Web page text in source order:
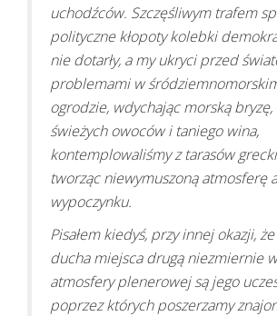
uchodźców. Szczęśliwym trafem
polityczne kłopoty kolebki
nie dotarły, a my ukryci przed
problemami w
ogrodzie, wdychając morską bryzę,
świeżych owoców i taniego wina,
kontemplowaliśmy z tarasów
tworząc niewymuszoną atmosferę
wypoczynku.
Pisałem kiedyś, przy innej okazji,
ducha miejsca drugą niezmiernie
atmosfery plenerowej są jego
poprzez których poszerzamy